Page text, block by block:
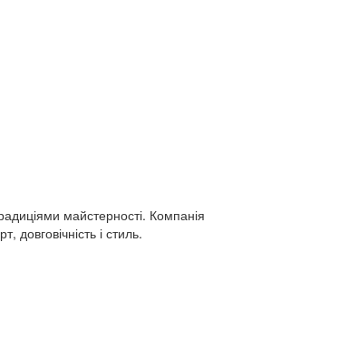
майстерності. Компанія
довговічність і стиль.